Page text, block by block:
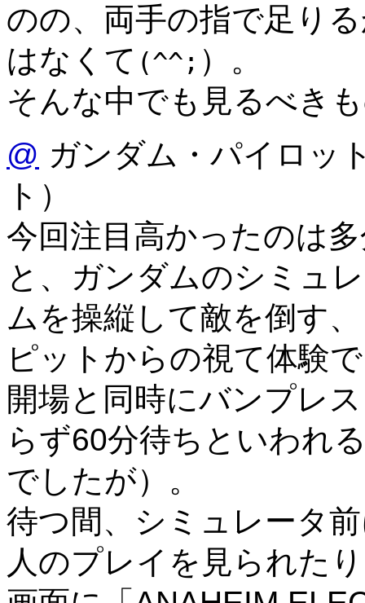
のの、両手の指で足り
はなくて (^^; ）。
そんな中でも見るべき
@ ガンダム・パイロッ
ト）
今回注目高かったのは
と、ガンダムのシミュ
ムを操縦して敵を倒す
ピットからの視て体験
開場と同時にバンプレ
らず60分待ちといわれ
でしたが）。
待つ間、シミュレータ
人のプレイを見られた